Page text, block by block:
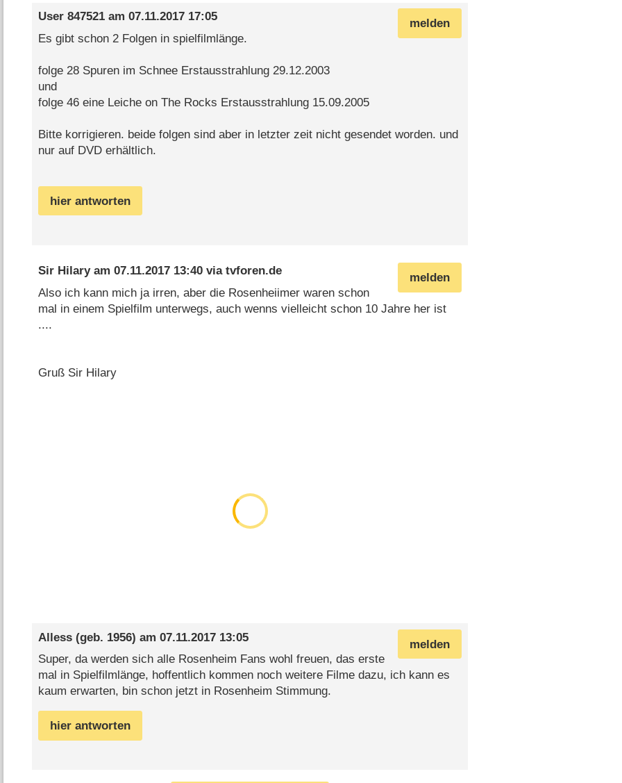
melden
User 847521am 07.11.2017 17:05
Es gibt schon 2 Folgen in spielfilmlänge.
folge 28 Spuren im Schnee Erstausstrahlung 29.12.2003
und
folge 46 eine Leiche on The Rocks Erstausstrahlung 15.09.2005
Bitte korrigieren. beide folgen sind aber in letzter zeit nicht gesendet worden. und
nur auf DVD erhältlich.
hier antworten
melden
Sir Hilaryam 07.11.2017 13:40via tvforen.de
Also ich kann mich ja irren, aber die Rosenheiimer waren schon
mal in einem Spielfilm unterwegs, auch wenns vielleicht schon 10 Jahre her ist
....
Gruß Sir Hilary
melden
Alless(geb. 1956) am 07.11.2017 13:05
Super, da werden sich alle Rosenheim Fans wohl freuen, das erste
mal in Spielfilmlänge, hoffentlich kommen noch weitere Filme dazu, ich kann es
kaum erwarten, bin schon jetzt in Rosenheim Stimmung.
hier antworten